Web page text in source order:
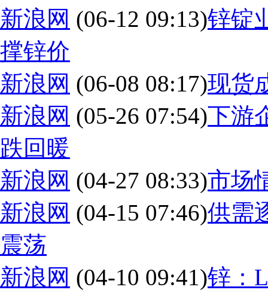
新浪网 (06-12 09:13)锌锭
撑锌价
新浪网 (06-08 08:17)现货
新浪网 (05-26 07:54)下游
跌回暖
新浪网 (04-27 08:33)市场
新浪网 (04-15 07:46)供需
震荡
新浪网 (04-10 09:41)锌：